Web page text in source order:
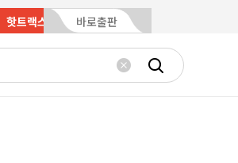
핫트랙스 바로출판